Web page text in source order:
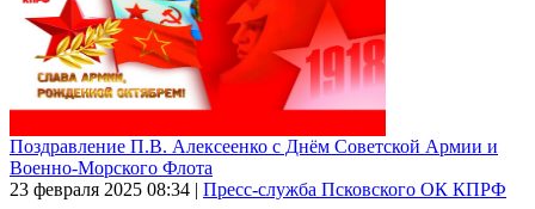
Поздравление П.В. Алексеенко с Днём Советской Армии и
Военно-Морского Флота
23 февраля 2025 08:34 | Пресс-служба Псковского ОК КПРФ